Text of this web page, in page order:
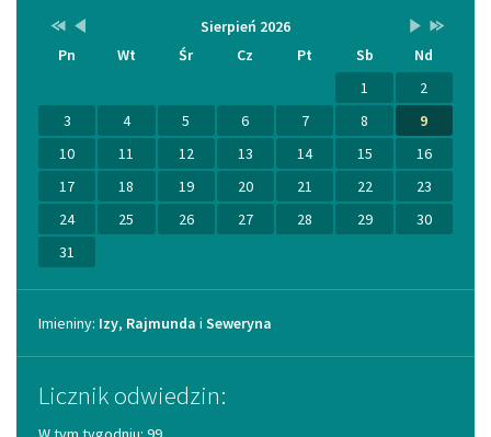
Kalendarz Lista
wydarzeń
Sierpień 2026Brak
w
Przestaw
na
Przestaw
na
Przestaw
na
Wrzesień
2026
Przestaw
na
Sierpień
2027
Pn Wt Śr Cz Pt Sb
Nd
1
2
3
4 5 6 7 8
9
10
11 12 13 14 15
16
17
18 19 20 21 22
23
24
25 26 27 28 29
30
31
Imieniny
Imieniny: Izy, Rajmunda i Seweryna
Licznik odwiedzin: